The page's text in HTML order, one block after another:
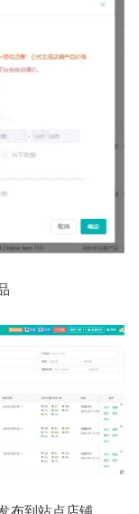
布到站点店铺